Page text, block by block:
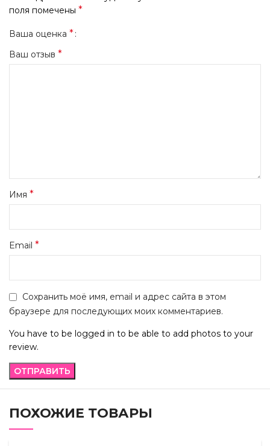
поля помечены *
Ваша оценка *
Ваш отзыв *
Имя *
Email *
Сохранить моё имя, email и адрес сайта в этом
браузере для последующих моих комментариев.
You have to be logged in to be able to add photos to your
review.
ПОХОЖИЕ ТОВАРЫ